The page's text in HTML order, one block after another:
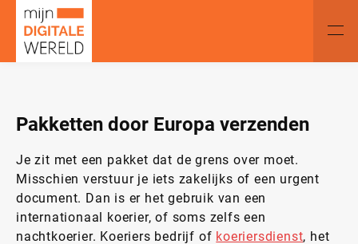
Pakketten door Europa verzenden
Je zit met een pakket dat de grens over moet.
Misschien verstuur je iets zakelijks of een urgent
document. Dan is er het gebruik van een
internationaal koerier, of soms zelfs een
nachtkoerier. Koeriers bedrijf of koeriersdienst, het